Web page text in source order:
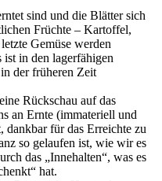
sind und die Blätter sich
Früchte – Kartoffel,
Gemüse werden
ist in den lagerfähigen
der früheren Zeit
Rückschau auf das
an Ernte (immateriell und
dankbar für das Erreichte zu
so gelaufen ist, wie wir es
das „Innehalten“, was es
hat.